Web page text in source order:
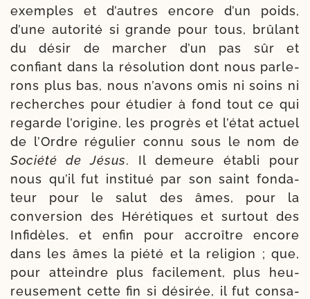
exemples et d’autres encore d’un poids,
d’une auto­ri­té si grande pour tous, brû­lant
du désir de mar­cher d’un pas sûr et
confiant dans la réso­lu­tion dont nous par­le­
rons plus bas, nous n’a­vons omis ni soins ni
recherches pour étu­dier à fond tout ce qui
regarde l’o­ri­gine, les pro­grès et l’é­tat actuel
de l’Ordre régu­lier connu sous le nom de
Société de Jésus. Il demeure éta­bli pour
nous qu’il fut ins­ti­tué par son saint fon­da­
teur pour le salut des âmes, pour la
conver­sion des Hérétiques et sur­tout des
Infidèles, et enfin pour accroître encore
dans les âmes la pié­té et la reli­gion ; que,
pour atteindre plus faci­le­ment, plus heu­
reu­se­ment cette fin si dési­rée, il fut consa­